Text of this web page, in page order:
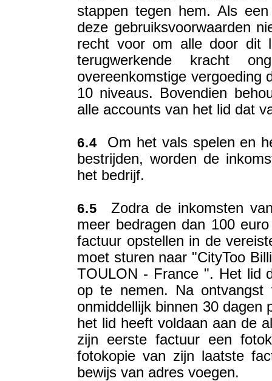
stappen tegen hem. Als
deze gebruiksvoorwaarden
recht voor om alle door dit
terugwerkende kracht
overeenkomstige vergoeding
10 niveaus. Bovendien
alle accounts van het lid dat
6.4 Om het vals spelen en
bestrijden, worden de
het bedrijf.
6.5 Zodra de inkomsten
meer bedragen dan 100
factuur opstellen in de
moet sturen naar "CityToo
TOULON - France ". Het lid
op te nemen. Na
onmiddellijk binnen 30 dagen
het lid heeft voldaan aan de
zijn eerste factuur een
fotokopie van zijn laatste
bewijs van adres voegen.